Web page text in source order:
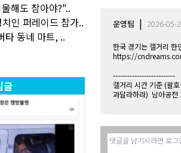
해도 참아야?"..
인 퍼레이드 참가..
타 동네 마트, ..
글
운영팀 | 2026-05-
한국 경기는 캘거리 한
https://
--------------------------
캘거리 시간 기준 (괄
과달라하라) 남아공